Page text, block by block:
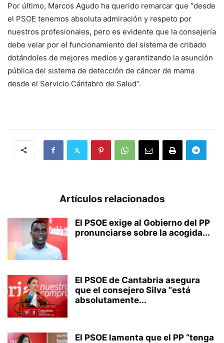
Por último, Marcos Agudo ha querido remarcar que “desde
el PSOE tenemos absoluta admiración y respeto por
nuestros profesionales, pero es evidente que la consejería
debe velar por el funcionamiento del sistema de cribado
dotándoles de mejores medios y garantizando la asunción
pública del sistema de detección de cáncer de mama
desde el Servicio Cántabro de Salud”.
Artículos relacionados
El PSOE exige al Gobierno del PP
pronunciarse sobre la acogida...
El PSOE de Cantabria asegura
que el consejero Silva “está
absolutamente...
El PSOE lamenta que el PP “tenga